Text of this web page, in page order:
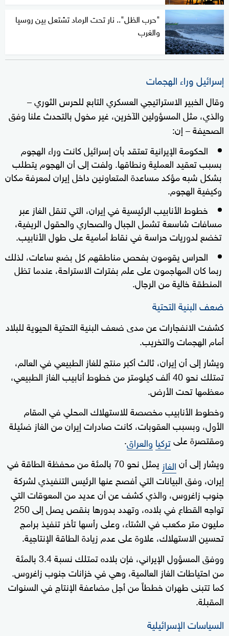
"حرب الظل".. نار تحت الرماد تشتعل بين روسيا
والغرب
إسرائيل وراء الهجمات
وقال الخبير الاستراتيجي العسكري التابع للحرس الثوري –
والذي، مثل المسؤولين الآخرين، غير مخول بالتحدث علنا وفق
الصحيفة – إن:
الحكومة الإيرانية تعتقد بأن إسرائيل كانت وراء الهجوم
بسبب تعقيد العملية ونطاقها. ولفت إلى أن الهجوم يتطلب
بشكل شبه مؤكد مساعدة المتعاونين داخل إيران لمعرفة مكان
وكيفية الهجوم.
خطوط الأنابيب الرئيسية في إيران، التي تنقل الغاز عبر
مسافات شاسعة تشمل الجبال والصحاري والحقول الريفية،
تخضع لدوريات حراسة في نقاط أمامية على طول الأنابيب.
الحراس يقومون بفحص مناطقهم كل بضع ساعات، لذلك
ربما كان المهاجمون على علم بفترات الاستراحة، عندما تظل
المنطقة خالية من الرجال.
ضعف البنية التحتية
كشفت الانفجارات عن مدى ضعف البنية التحتية الحيوية للبلاد
أمام الهجمات والتخريب.
ويشار إلى أن إيران، ثالث أكبر منتج للغاز الطبيعي في العالم،
تمتلك نحو 40 ألف كيلومتر من خطوط أنابيب الغاز الطبيعي،
معظمها تحت الأرض.
وخطوط الأنابيب مخصصة للاستهلاك المحلي في المقام
الأول، وبسبب العقوبات، كانت صادرات إيران من الغاز ضئيلة
ومقتصرة علىتركيا والعراق.
ويشار إلى أنالغاز
يمثل نحو 70 بالمئة من محفظة الطاقة في
إيران، وفق البيانات التي أفصح عنها الرئيس التنفيذي لشركة
جنوب زاغروس، والذي كشف عن أن عديد من المعوقات التي
تواجه القطاع في بلاده، وتهدد بدورها بنقص يصل إلى 250
مليون متر مكعب في الشتاء، وعلى رأسها تأخر تنفيذ برامج
تحسين الاستهلاك، علاوة على عدم زيادة الطاقة الإنتاجية.
ووفق المسؤول الإيراني، فإن بلاده تمتلك نسبة 3.4 بالمئة
من احتياطات الغاز العالمية، وهي في خزانات جنوب زاغروس.
كما تتبنى طهران خططاً من أجل مضاعفة الإنتاج في السنوات
المقبلة.
السياسات الإسرائيلية